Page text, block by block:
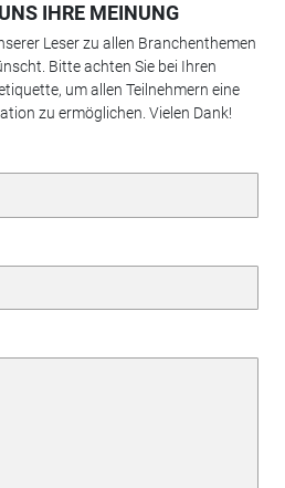
IHRE MEINUNG
Leser zu allen Branchenthemen
Bitte achten Sie bei Ihren
um allen Teilnehmern eine
zu ermöglichen. Vielen Dank!